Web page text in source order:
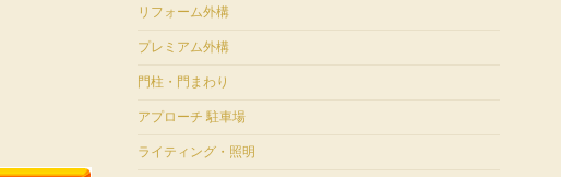
リフォーム外構
プレミアム外構
門柱・門まわり
アプローチ 駐車場
ライティング・照明